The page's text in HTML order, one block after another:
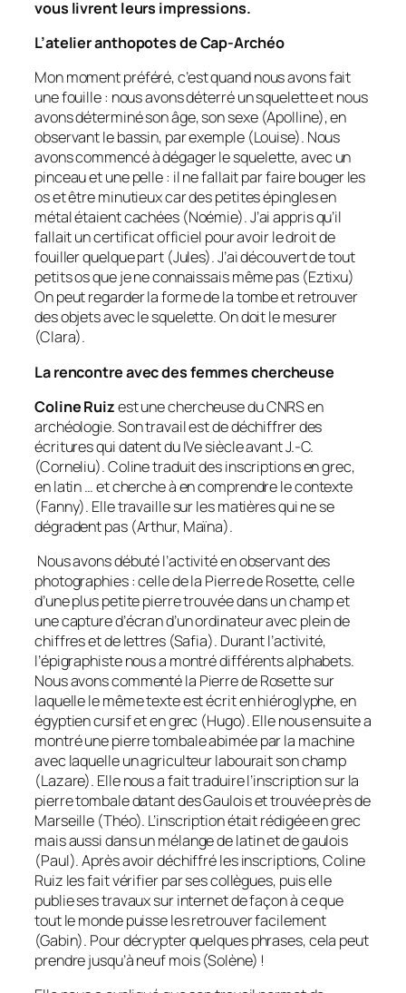
vous livrent leurs impressions.
L’atelier anthopotes de Cap-Archéo
Mon moment préféré, c’est quand nous avons fait
une fouille : nous avons déterré un squelette et nous
avons déterminé son âge, son sexe (Apolline), en
observant le bassin, par exemple (Louise). Nous
avons commencé à dégager le squelette, avec un
pinceau et une pelle : il ne fallait par faire bouger les
os et être minutieux car des petites épingles en
métal étaient cachées (Noémie). J’ai appris qu’il
fallait un certificat officiel pour avoir le droit de
fouiller quelque part (Jules). J’ai découvert de tout
petits os que je ne connaissais même pas (Eztixu)
On peut regarder la forme de la tombe et retrouver
des objets avec le squelette. On doit le mesurer
(Clara).
La rencontre avec des femmes chercheuse
Coline Ruizest une chercheuse du CNRS en
archéologie. Son travail est de déchiffrer des
écritures qui datent du IVe siècle avant J.-C.
(Corneliu). Coline traduit des inscriptions en grec,
en latin … et cherche à en comprendre le contexte
(Fanny). Elle travaille sur les matières qui ne se
dégradent pas (Arthur, Maïna).
Nous avons débuté l’activité en observant des
photographies : celle de la Pierre de Rosette, celle
d’une plus petite pierre trouvée dans un champ et
une capture d’écran d’un ordinateur avec plein de
chiffres et de lettres (Safia). Durant l’activité,
l’épigraphiste nous a montré différents alphabets.
Nous avons commenté la Pierre de Rosette sur
laquelle le même texte est écrit en hiéroglyphe, en
égyptien cursif et en grec (Hugo). Elle nous ensuite a
montré une pierre tombale abimée par la machine
avec laquelle un agriculteur labourait son champ
(Lazare). Elle nous a fait traduire l’inscription sur la
pierre tombale datant des Gaulois et trouvée près de
Marseille (Théo). L’inscription était rédigée en grec
mais aussi dans un mélange de latin et de gaulois
(Paul). Après avoir déchiffré les inscriptions, Coline
Ruiz les fait vérifier par ses collègues, puis elle
publie ses travaux sur internet de façon à ce que
tout le monde puisse les retrouver facilement
(Gabin). Pour décrypter quelques phrases, cela peut
prendre jusqu’à neuf mois (Solène) !